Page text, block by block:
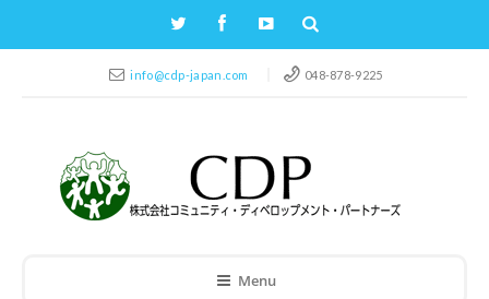
info@cdp-japan.com 048-878-9225
Menu